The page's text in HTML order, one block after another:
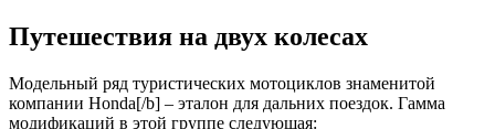
Путешествия на двух колесах
Модельный ряд туристических мотоциклов знаменитой
компании Honda[/b] – эталон для дальних поездок. Гамма
модификаций в этой группе следующая: